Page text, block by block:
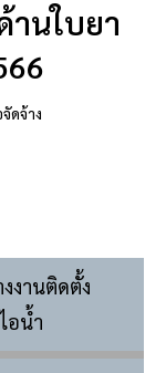
านใบยา
ดจ้าง
งานติดตั้ง
อน้ำ